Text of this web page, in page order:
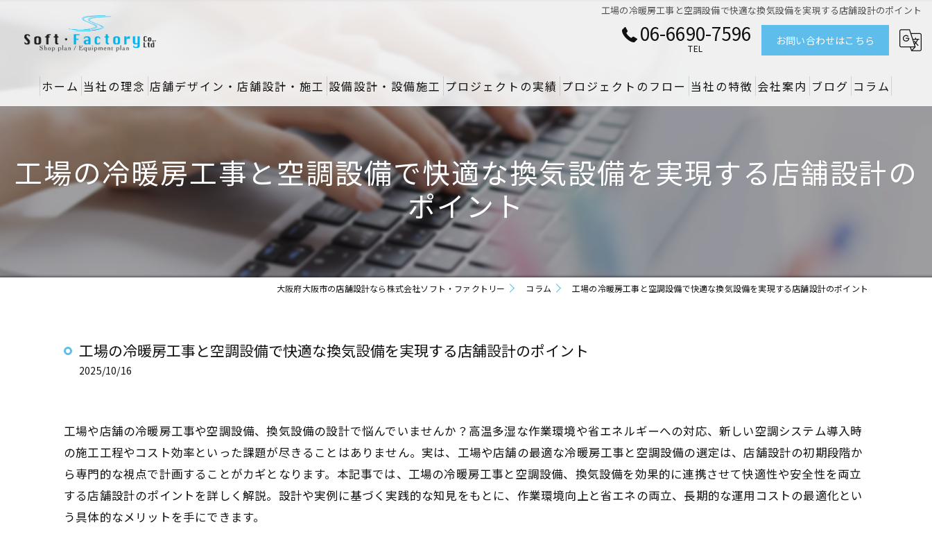
工場の冷暖房工事と空調設備で快適な換気設備を実現する店舗設計のポイント
06-6690-7596
TEL
お問い合わせはこちら
ホーム 当社の理念 店舗デザイン・店舗設計・施工 設備設計・設備施工 プロジェクトの実績 プロジェクトのフロー 当社の特徴
デザイン
会社案内 ブログ コラム
工場の冷暖房工事と空調設備で快適な換気設備を実現する店舗設計の
ポイント
大阪府大阪市の店舗設計なら株式会社ソフト・ファクトリー コラム 工場の冷暖房工事と空調設備で快適な換気設備を実現する店舗設計のポイント
工場の冷暖房工事と空調設備で快適な換気設備を実現する店舗設計のポイント
2025/10/16
工場や店舗の冷暖房工事や空調設備、換気設備の設計で悩んでいませんか？高温多湿な作業環境や省エネルギーへの対応、新しい空調システム導入時
の施工工程やコスト効率といった課題が尽きることはありません。実は、工場や店舗の最適な冷暖房工事と空調設備の選定は、店舗設計の初期段階か
ら専門的な視点で計画することがカギとなります。本記事では、工場の冷暖房工事と空調設備、換気設備を効果的に連携させて快適性や安全性を両立
する店舗設計のポイントを詳しく解説。設計や実例に基づく実践的な知見をもとに、作業環境向上と省エネの両立、長期的な運用コストの最適化とい
う具体的なメリットを手にできます。